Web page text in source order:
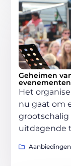
Geheimen
Het
nu gaat om
grootschalig
uitdagende
Aanbiedingen